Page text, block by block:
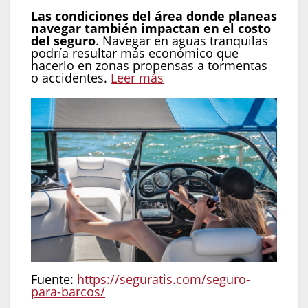
Las condiciones del área donde planeas
navegar también impactan en el costo
del seguro. Navegar en aguas tranquilas
podría resultar más económico que
hacerlo en zonas propensas a tormentas
o accidentes. Leer más
Fuente: https://seguratis.com/seguro-
para-barcos/